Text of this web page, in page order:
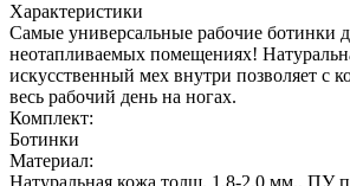
Характеристики
Самые универсальные рабочие ботинки
неотапливаемых помещениях!
искусственный мех внутри позволяет с
весь рабочий день на ногах.
Комплект:
Ботинки
Материал:
Натуральная кожа толщ. 1,8-2,0 мм., ПУ